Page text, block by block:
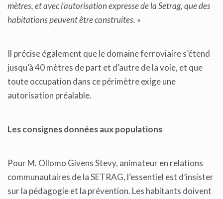
mètres, et avec l’autorisation expresse de la Setrag, que des
habitations peuvent être construites. »
Il précise également que le domaine ferroviaire s’étend
jusqu’à 40 mètres de part et d’autre de la voie, et que
toute occupation dans ce périmètre exige une
autorisation préalable.
Les consignes données aux populations
Pour M. Ollomo Givens Stevy, animateur en relations
communautaires de la SETRAG, l’essentiel est d’insister
sur la pédagogie et la prévention. Les habitants doivent